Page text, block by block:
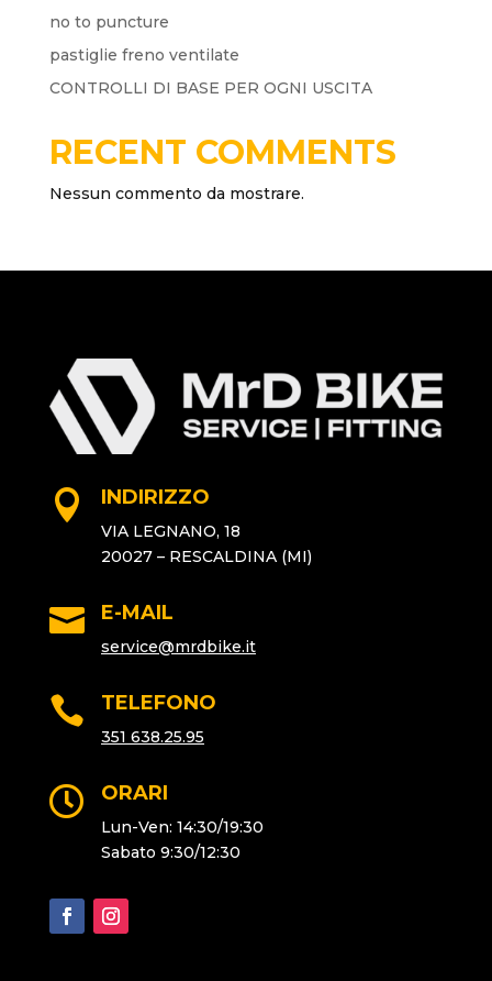
no to puncture
pastiglie freno ventilate
CONTROLLI DI BASE PER OGNI USCITA
RECENT COMMENTS
Nessun commento da mostrare.
 INDIRIZZO
VIA LEGNANO, 18
20027 – RESCALDINA (MI)
 E-MAIL
service@mrdbike.it
 TELEFONO
351 638.25.95
 ORARI
Lun-Ven: 14:30/19:30
Sabato 9:30/12:30